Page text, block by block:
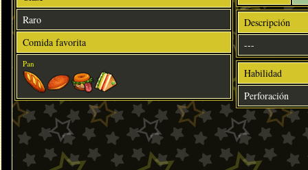
Raro
Comida favorita
Pan
Descripción
---
Habilidad
Perforación